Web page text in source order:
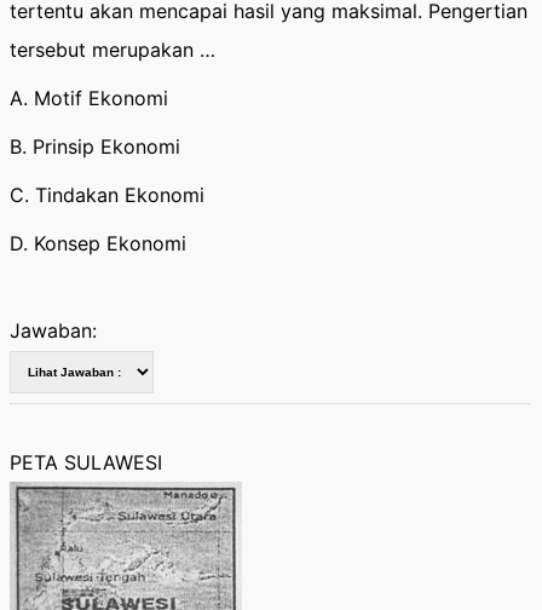
tertentu akan mencapai hasil yang maksimal. Pengertian
tersebut merupakan …
A. Motif Ekonomi
B. Prinsip Ekonomi
C. Tindakan Ekonomi
D. Konsep Ekonomi
Jawaban:
PETA SULAWESI